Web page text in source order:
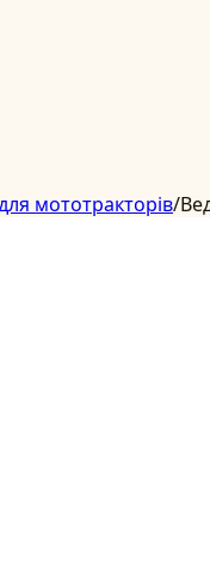
мототракторів/